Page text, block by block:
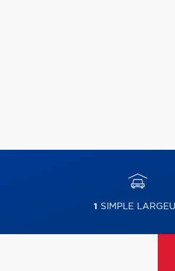
1 SIMPLE